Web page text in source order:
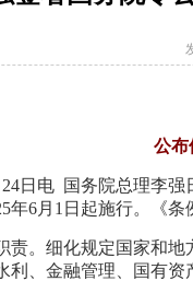
公布
日电 国务院总理李
年6月1日起施行。《
责。细化规定国家和
利、金融管理、国有